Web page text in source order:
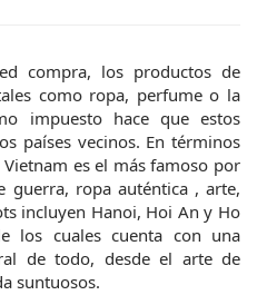
compra, los productos de
como ropa, perfume o la
impuesto hace que estos
países vecinos. En términos
es el más famoso por
guerra, ropa auténtica , arte,
incluyen Hanoi, Hoi An y Ho
los cuales cuenta con una
de todo, desde el arte de
suntuosos.